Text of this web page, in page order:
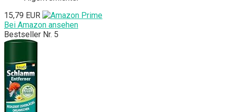
15,79 EUR
Bei Amazon ansehen
Bestseller Nr. 5